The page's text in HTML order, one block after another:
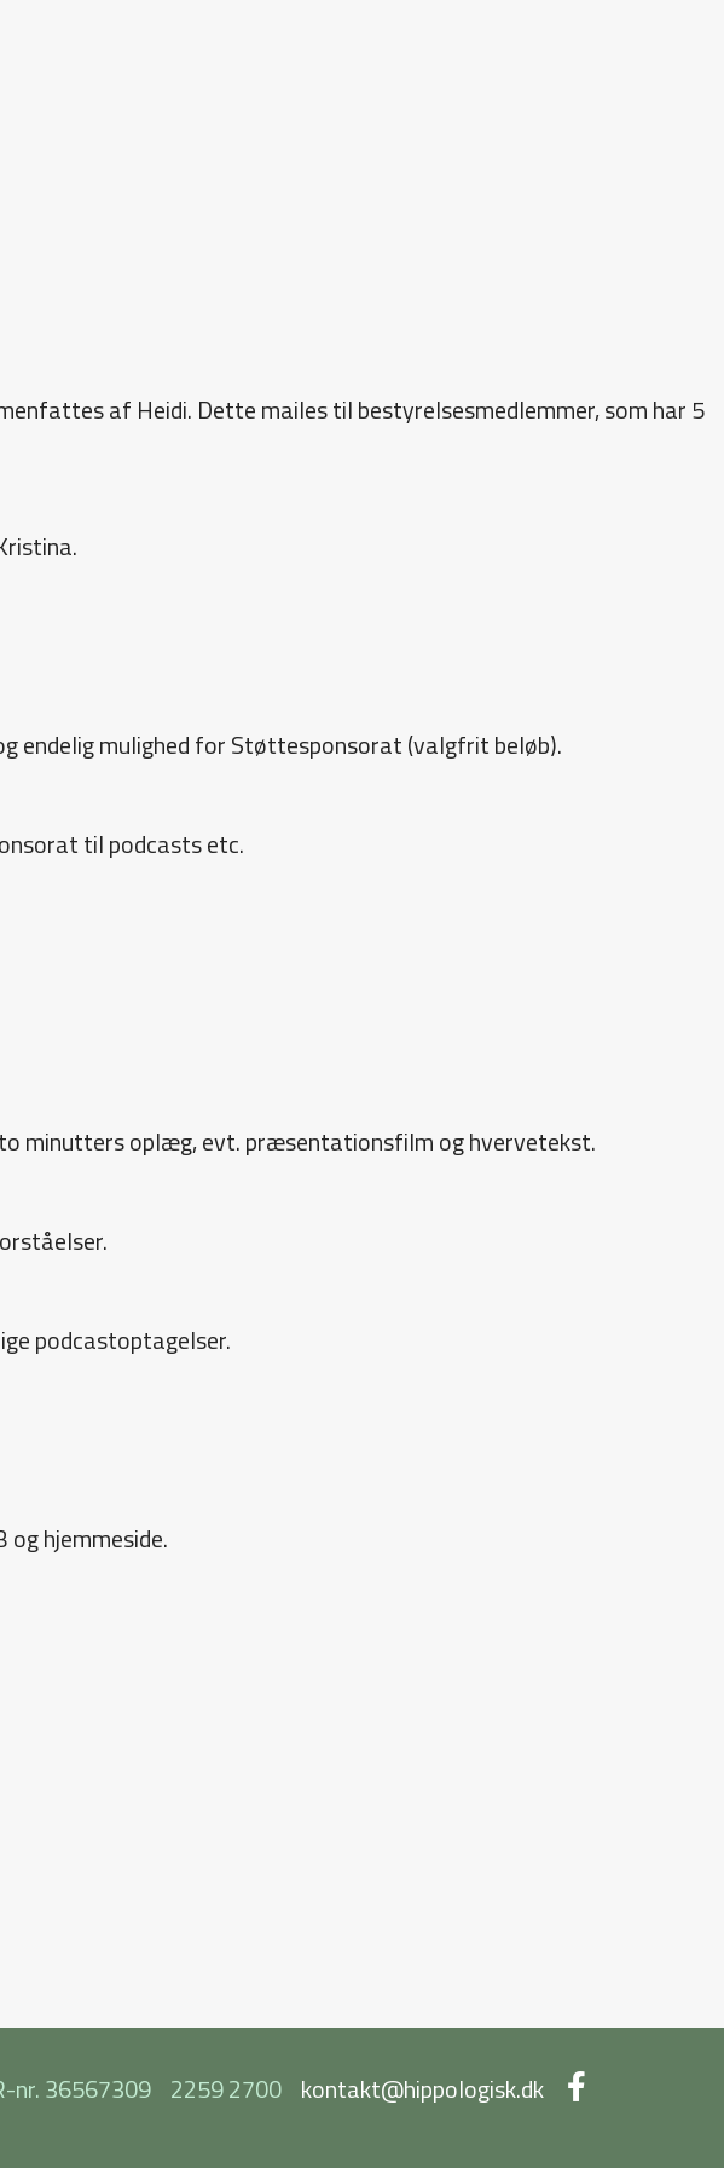
af Heidi. Dette mailes til bestyrelsesmedlemmer, som har 5
endelig mulighed for Støttesponsorat (valgfrit beløb).
til podcasts etc.
minutters oplæg, evt. præsentationsfilm og hvervetekst.
podcastoptagelser.
hjemmeside.
nr. 36567309 2259 2700 kontakt@hippologisk.dk